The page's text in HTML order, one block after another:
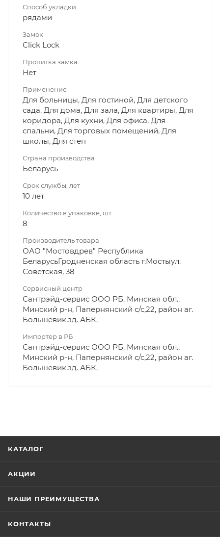
Способ укладки
рядами
Замок
Click Lock
Пропитка замка
Нет
Применение
Для больницы, Для гостиной, Для детского
сада, Для дома, Для зала, Для квартиры, Для
коридора, Для кухни, Для офиса, Для
спальни, Для торговых помещений, Для
школы, Для стен
Страна производства
Беларусь
Срок службы, лет
10 лет
Количество в упаковке, шт
8
Производитель товара
ОАО "Мостовдрев" Республика
БеларусьГродненская область г.Мостыул.
Советская, 38
Сервисный центр
Сантрэйд-сервис ООО РБ, Минская обл.,
Минский р-н, Папернянский с/с,22, район аг.
Большевик,зд. АБК,
Импортер в РБ
Сантрэйд-сервис ООО РБ, Минская обл.,
Минский р-н, Папернянский с/с,22, район аг.
Большевик,зд. АБК,
КАТАЛОГ
АКЦИИ
НАШИ ПРЕИМУЩЕСТВА
КОНТАКТЫ